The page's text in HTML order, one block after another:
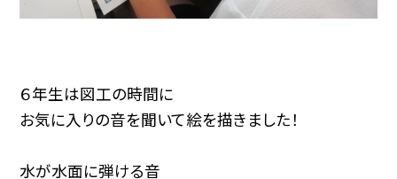
６年生は図工の時間に
お気に入りの音を聞いて絵を描きました！
水が水面に弾ける音